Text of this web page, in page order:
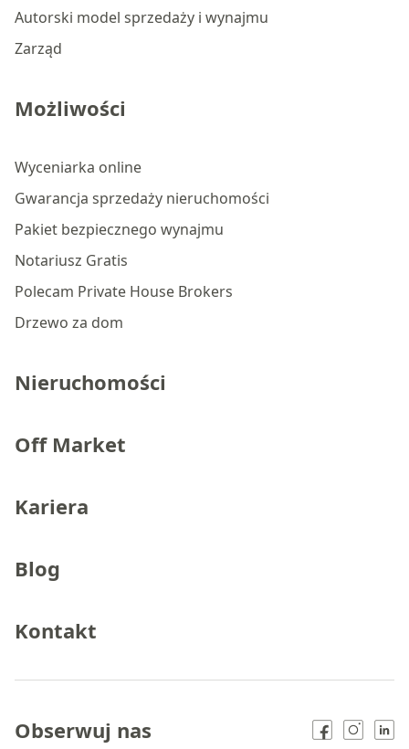
Autorski model sprzedaży i wynajmu
Zarząd
Możliwości
Wyceniarka online
Gwarancja sprzedaży nieruchomości
Pakiet bezpiecznego wynajmu
Notariusz Gratis
Polecam Private House Brokers
Drzewo za dom
Nieruchomości
Off Market
Kariera
Blog
Kontakt
Obserwuj nas